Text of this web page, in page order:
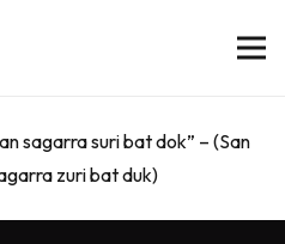
sagarra suri bat dok” – (San
zuri bat duk)